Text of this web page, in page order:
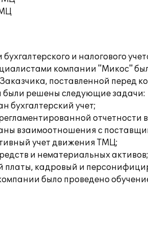
и налогового
компании "Микос"
поставленной перед
были решены следующие задачи:
бухгалтерский учет;
отчетности
взаимоотношения с
учет движения ТМЦ;
и нематериальных активов;
платы, кадровый и
было проведено